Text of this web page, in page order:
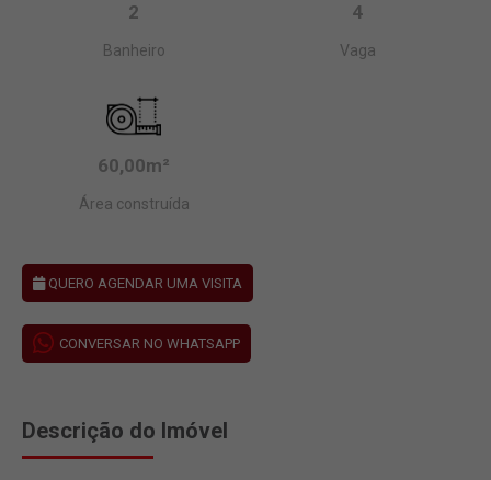
2
Banheiro
4
Vaga
60,00m²
Área construída
QUERO AGENDAR UMA VISITA
CONVERSAR NO WHATSAPP
Descrição do Imóvel